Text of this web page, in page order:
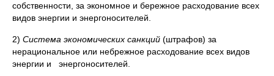
собственности, за экономное и бережное расходование всех
видов энергии и энергоносителей.
2) Система экономических санкций (штрафов) за
нерациональное или небрежное расходование всех видов
энергии и энергоносителей.